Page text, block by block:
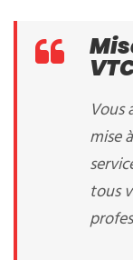
Vous
mise
tous